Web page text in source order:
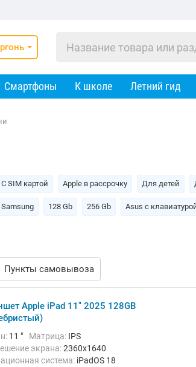
Смартфоны К школе Летний гид
С SIM картой Apple в рассрочку Для детей
Samsung 128 Gb 256 Gb Asus c
Пункты самовывоза
Apple iPad 11" 2025 128GB
11 " Матрица: IPS
экрана:2360x1640
система: iPadOS 18